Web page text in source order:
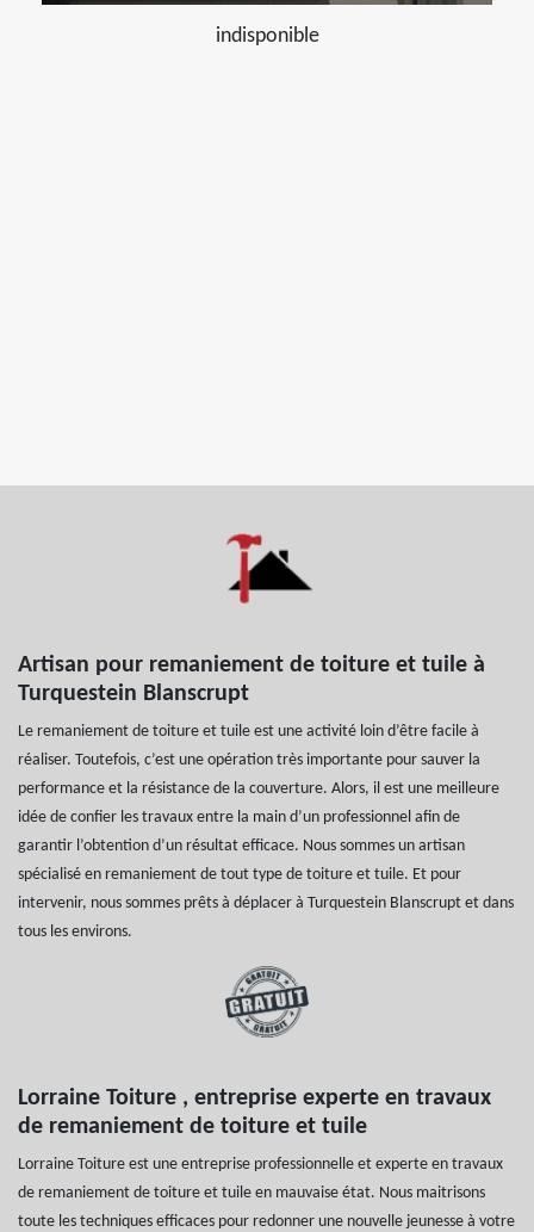
indisponible
Artisan pour remaniement de toiture et tuile à
Turquestein Blanscrupt
Le remaniement de toiture et tuile est une activité loin d’être facile à
réaliser. Toutefois, c’est une opération très importante pour sauver la
performance et la résistance de la couverture. Alors, il est une meilleure
idée de confier les travaux entre la main d’un professionnel afin de
garantir l’obtention d’un résultat efficace. Nous sommes un artisan
spécialisé en remaniement de tout type de toiture et tuile. Et pour
intervenir, nous sommes prêts à déplacer à Turquestein Blanscrupt et dans
tous les environs.
Lorraine Toiture , entreprise experte en travaux
de remaniement de toiture et tuile
Lorraine Toiture est une entreprise professionnelle et experte en travaux
de remaniement de toiture et tuile en mauvaise état. Nous maitrisons
toute les techniques efficaces pour redonner une nouvelle jeunesse à votre